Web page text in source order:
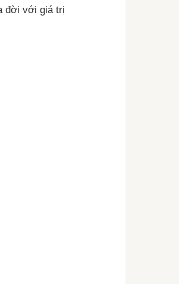
đời với giá trị